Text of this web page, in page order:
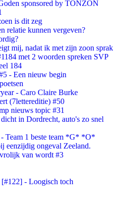
sponsored by TONZON
is dit zeg
relatie kunnen vergeven?
mij, nadat ik met zijn zoon sprak
met 2 woorden spreken SVP
184
- Een nieuw begin
- Caro Claire Burke
(7lettereditie) #50
nieuws topic #31
in Dordrecht, auto's zo snel
Team 1 beste team *G* *O*
eenzijdig ongeval Zeeland.
van wordt #3
- Loogisch toch